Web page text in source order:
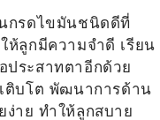
กรดไขมันชนิดดีที่
ห้ลูกมีความจำดี เรียน
ประสาทตาอีกด้วย
ติบโต พัฒนาการด้าน
าย ทำให้ลูกสบาย